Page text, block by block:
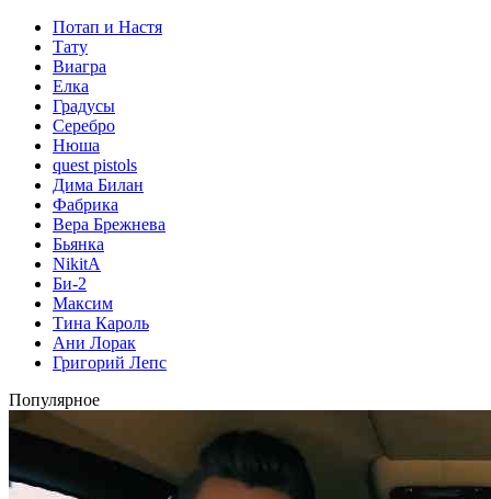
Потап и Настя
Тату
Виагра
Елка
Градусы
Серебро
Нюша
quest pistols
Дима Билан
Фабрика
Вера Брежнева
Бьянка
NikitA
Би-2
Максим
Тина Кароль
Ани Лорак
Григорий Лепс
Популярное